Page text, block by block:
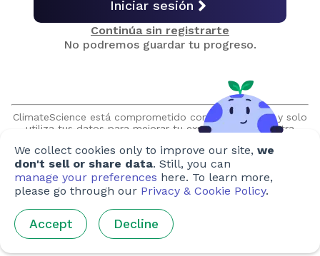
Captura de CO₂ en precombustión
Oxicombustión
Uso del carbono
Problemas pendientes
Iniciar sesión
Continúa sin registrarte
No podremos guardar tu progreso.
ClimateScience está comprometido con tu privacidad y solo
utiliza tus datos para mejorar tu experiencia en nuestra
compartir tu información sin tu permiso expreso y nunca nos
pondremos en contacto sin tu solicitud.
We collect cookies only to improve our site, we
don't sell or share data. Still, you can
manage your preferences here. To learn more,
please go through our Privacy & Cookie Policy.
Accept Decline